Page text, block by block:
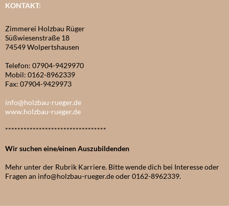
KONTAKT:
Zimmerei Holzbau Rüger
Süßwiesenstraße 18
74549 Wolpertshausen
Telefon: 07904-9429970
Mobil: 0162-8962339
Fax: 07904-9429973
info@holzbau-rueger.de
www.holzbau-rueger.de
*********************************
Wir suchen eine/einen Auszubildenden
Mehr unter der Rubrik Karriere. Bitte wende dich bei Interesse oder
Fragen an info@holzbau-rueger.de oder 0162-8962339.